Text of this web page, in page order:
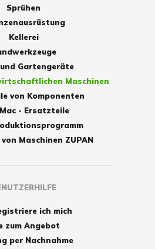
Sprühen
Kellerei
Gartengeräte
Maschinen
von Komponenten
- Ersatzteile
Maschinen ZUPAN
ich mich
zum Angebot
per Nachnahme